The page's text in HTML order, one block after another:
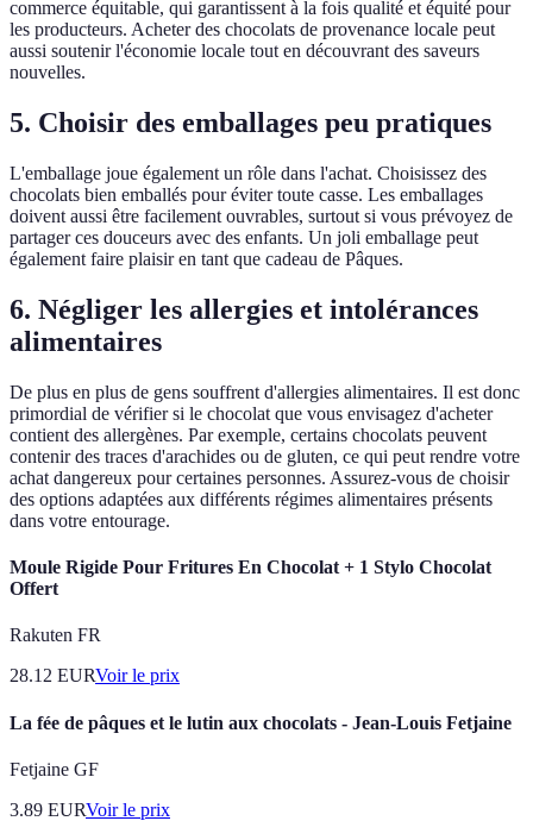
commerce équitable, qui garantissent à la fois qualité et équité pour
les producteurs. Acheter des chocolats de provenance locale peut
aussi soutenir l'économie locale tout en découvrant des saveurs
nouvelles.
5. Choisir des emballages peu pratiques
L'emballage joue également un rôle dans l'achat. Choisissez des
chocolats bien emballés pour éviter toute casse. Les emballages
doivent aussi être facilement ouvrables, surtout si vous prévoyez de
partager ces douceurs avec des enfants. Un joli emballage peut
également faire plaisir en tant que cadeau de Pâques.
6. Négliger les allergies et intolérances
alimentaires
De plus en plus de gens souffrent d'allergies alimentaires. Il est donc
primordial de vérifier si le chocolat que vous envisagez d'acheter
contient des allergènes. Par exemple, certains chocolats peuvent
contenir des traces d'arachides ou de gluten, ce qui peut rendre votre
achat dangereux pour certaines personnes. Assurez-vous de choisir
des options adaptées aux différents régimes alimentaires présents
dans votre entourage.
Moule Rigide Pour Fritures En Chocolat + 1 Stylo Chocolat
Offert
Rakuten FR
28.12 EURVoir le prix
La fée de pâques et le lutin aux chocolats - Jean-Louis Fetjaine
Fetjaine GF
3.89 EURVoir le prix